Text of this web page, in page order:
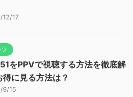
12/17
ツ
をPPVで視聴する方法を徹底解
得に見る方法は？
9/15